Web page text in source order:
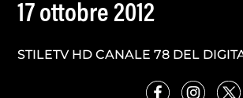
17 ottobre 2012
STILETV HD CANALE 78 DEL